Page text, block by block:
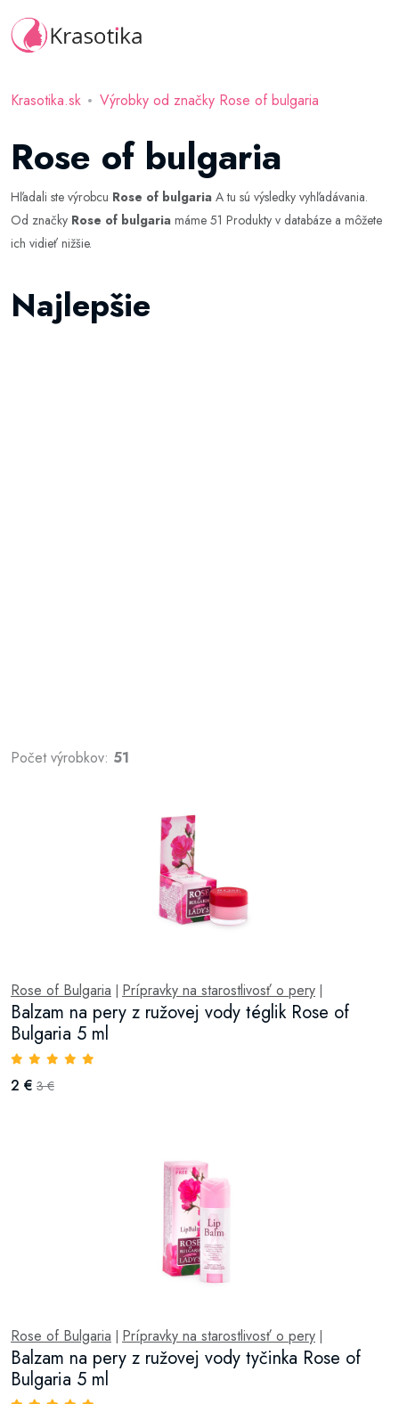
Krasotika.sk Výrobky od značky Rose of bulgaria
Rose of bulgaria
Hľadali ste výrobcu Rose of bulgaria A tu sú výsledky vyhľadávania.
Od značky Rose of bulgaria máme 51 Produkty v databáze a môžete
ich vidieť nižšie.
Najlepšie
Počet výrobkov: 51
Rose of Bulgaria Prípravky na starostlivosť o pery
Balzam na pery z ružovej vody téglik Rose of
Bulgaria 5 ml
2 € 3 €
Rose of Bulgaria Prípravky na starostlivosť o pery
Balzam na pery z ružovej vody tyčinka Rose of
Bulgaria 5 ml